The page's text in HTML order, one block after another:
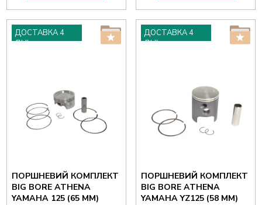
ДОСТАВКА 4
ДНІ
ПОРШНЕВИЙ КОМПЛЕКТ
BIG BORE ATHENA
YAMAHA 125 (65 ММ)
ДОСТАВКА 4
ДНІ
ПОРШНЕВИЙ КОМПЛЕКТ
BIG BORE ATHENA
YAMAHA YZ125 (58 ММ)